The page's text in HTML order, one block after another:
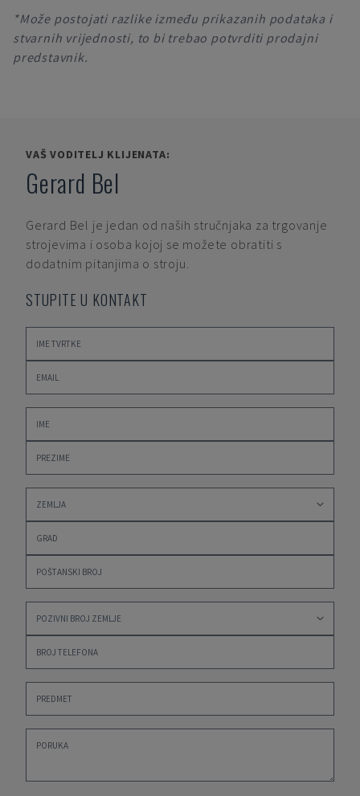
*Može postojati razlike između prikazanih podataka i
stvarnih vrijednosti, to bi trebao potvrditi prodajni
predstavnik.
VAŠ VODITELJ KLIJENATA:
Gerard Bel
Gerard Bel je jedan od naših stručnjaka za trgovanje
strojevima i osoba kojoj se možete obratiti s
dodatnim pitanjima o stroju.
STUPITE U KONTAKT